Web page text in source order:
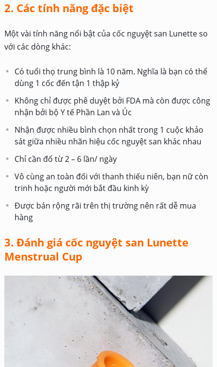
2. Các tính năng đặc biệt
Một vài tính năng nổi bật của cốc nguyệt san Lunette so
với các dòng khác:
Có tuổi thọ trung bình là 10 năm. Nghĩa là bạn có thể
dùng 1 cốc đến tận 1 thập kỷ
Không chỉ được phê duyệt bởi FDA mà còn được công
nhận bởi bộ Y tế Phần Lan và Úc
Nhận được nhiều bình chọn nhất trong 1 cuộc khảo
sát giữa nhiều nhãn hiệu cốc nguyệt san khác nhau
Chỉ cần đổ từ 2 – 6 lần/ ngày
Vô cùng an toàn đối với thanh thiếu niên, bạn nữ còn
trinh hoặc người mới bắt đầu kinh kỳ
Được bán rộng rãi trên thị trường nên rất dễ mua
hàng
3. Đánh giá cốc nguyệt san Lunette
Menstrual Cup